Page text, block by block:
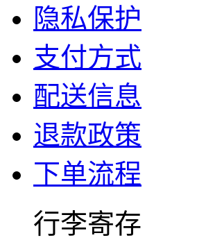
隐私保护
支付方式
配送信息
退款政策
下单流程
行李寄存